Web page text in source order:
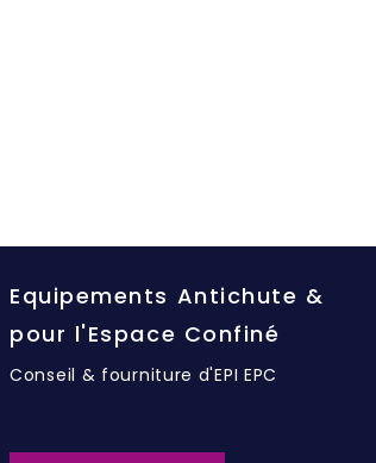
Equipements Antichute &
pour l'Espace Confiné
Conseil & fourniture d'EPI EPC